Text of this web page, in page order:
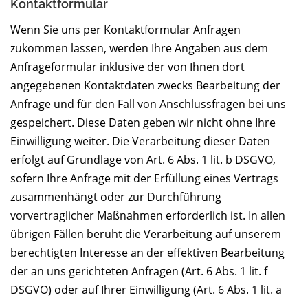
Kontaktformular
Wenn Sie uns per Kontaktformular Anfragen
zukommen lassen, werden Ihre Angaben aus dem
Anfrageformular inklusive der von Ihnen dort
angegebenen Kontaktdaten zwecks Bearbeitung der
Anfrage und für den Fall von Anschlussfragen bei uns
gespeichert. Diese Daten geben wir nicht ohne Ihre
Einwilligung weiter. Die Verarbeitung dieser Daten
erfolgt auf Grundlage von Art. 6 Abs. 1 lit. b DSGVO,
sofern Ihre Anfrage mit der Erfüllung eines Vertrags
zusammenhängt oder zur Durchführung
vorvertraglicher Maßnahmen erforderlich ist. In allen
übrigen Fällen beruht die Verarbeitung auf unserem
berechtigten Interesse an der effektiven Bearbeitung
der an uns gerichteten Anfragen (Art. 6 Abs. 1 lit. f
DSGVO) oder auf Ihrer Einwilligung (Art. 6 Abs. 1 lit. a